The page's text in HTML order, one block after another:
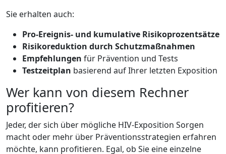
Sie erhalten auch:
Pro-Ereignis- und kumulative Risikoprozentsätze
Risikoreduktion durch Schutzmaßnahmen
Empfehlungen für Prävention und Tests
Testzeitplan basierend auf Ihrer letzten Exposition
Wer kann von diesem Rechner
profitieren?
Jeder, der sich über mögliche HIV-Exposition Sorgen
macht oder mehr über Präventionsstrategien erfahren
möchte, kann profitieren. Egal, ob Sie eine einzelne